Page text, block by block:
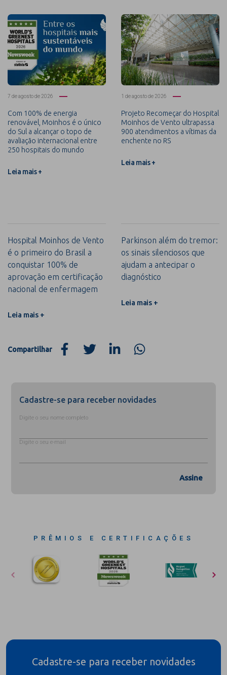
7 de agosto de 2026
Com 100% de energia
renovável, Moinhos é o único
do Sul a alcançar o topo de
avaliação internacional entre
250 hospitais do mundo
Leia mais +
1 de agosto de 2026
Projeto Recomeçar do Hospital
Moinhos de Vento ultrapassa
900 atendimentos a vítimas da
enchente no RS
Leia mais +
Hospital Moinhos de Vento
é o primeiro do Brasil a
conquistar 100% de
aprovação em certificação
nacional de enfermagem
Leia mais +
Parkinson além do tremor:
os sinais silenciosos que
ajudam a antecipar o
diagnóstico
Leia mais +
Compartilhar
Cadastre-se para receber novidades
Digite o seu nome completo
Digite o seu e-mail
Assine
PRÊMIOS E CERTIFICAÇÕES
Cadastre-se para receber novidades